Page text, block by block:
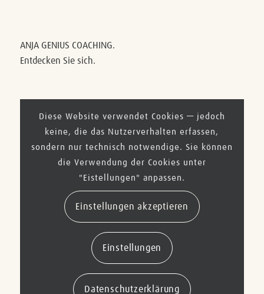
ANJA GENIUS COACHING.
Entdecken Sie sich.
Kontaktdaten →
Meine Beratung ist flexibel – persönlich vor Ort oder
bequem online. Ganz nach Ihren Wünschen. Ich stehe
Ihnen zur Verfügung, wo auch immer Sie sich am
wohlsten fühlen.
Diese Website verwendet Cookies — jedoch
keine, die das Nutzerverhalten erfassen,
sondern nur technisch notwendige. Sie können
die Verwendung der Cookies unter
"Eistellungen" anpassen.
Einstellungen akzeptieren
Einstellungen
Datenschutzerklärung